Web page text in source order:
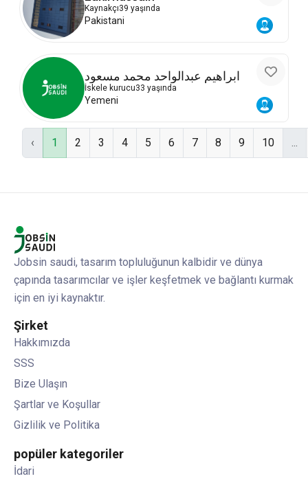
Kaynakçı39 yaşında
Pakistani
ابراهيم عبدالواحد محمد مسعود
İskele kurucu33 yaşında
Yemeni
‹ 1 2 3 4 5 6 7 8 9 10 ...
Jobsin saudi, tasarım topluluğunun kalbidir ve dünya
çapında tasarımcılar ve işler keşfetmek ve bağlantı kurmak
için en iyi kaynaktır.
Şirket
Hakkımızda
SSS
Bize Ulaşın
Şartlar ve Koşullar
Gizlilik ve Politika
popüler kategoriler
İdari